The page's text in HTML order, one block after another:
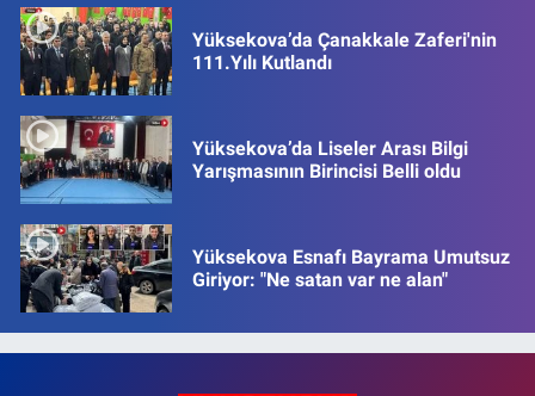
Yüksekova’da Çanakkale Zaferi'nin
111.Yılı Kutlandı
Yüksekova’da Liseler Arası Bilgi
Yarışmasının Birincisi Belli oldu
Yüksekova Esnafı Bayrama Umutsuz
Giriyor: "Ne satan var ne alan"